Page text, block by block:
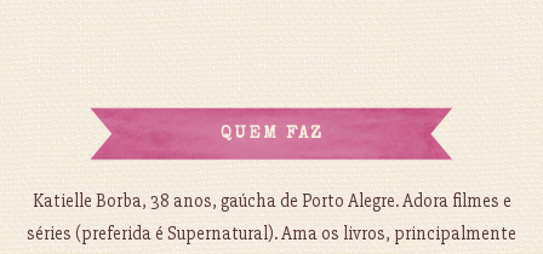
QUEM FAZ
Katielle Borba, 38 anos, gaúcha de Porto Alegre. Adora filmes e
séries (preferida é Supernatural). Ama os livros, principalmente